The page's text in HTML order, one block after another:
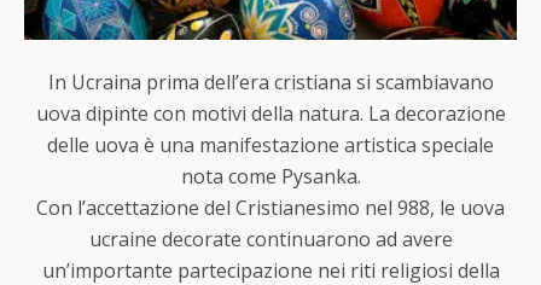
In Ucraina prima dell’era cristiana si scambiavano
uova dipinte con motivi della natura. La decorazione
delle uova è una manifestazione artistica speciale
nota come Pysanka.
Con l’accettazione del Cristianesimo nel 988, le uova
ucraine decorate continuarono ad avere
un’importante partecipazione nei riti religiosi della